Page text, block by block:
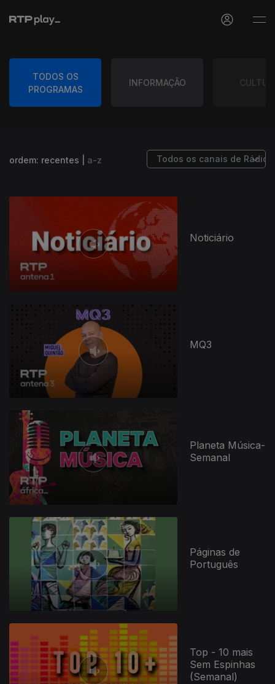
TODOS OS
PROGRAMAS
INFORMAÇÃO
ordem: recentes a-z
Noticiário
MQ3
Planeta Música-
Semanal
Páginas de
Português
Top - 10 mais
Sem Espinhas
(Semanal)